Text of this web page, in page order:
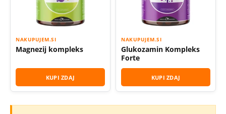
NAKUPUJEM.SI
Magnezij kompleks
KUPI ZDAJ
NAKUPUJEM.SI
Glukozamin Kompleks
Forte
KUPI ZDAJ